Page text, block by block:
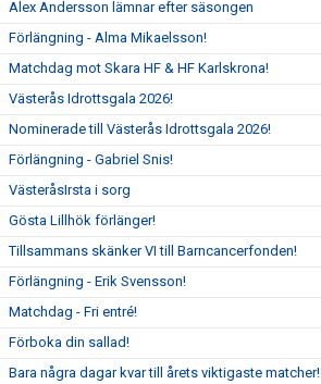
Alex Andersson lämnar efter säsongen
Förlängning - Alma Mikaelsson!
Matchdag mot Skara HF & HF Karlskrona!
Västerås Idrottsgala 2026!
Nominerade till Västerås Idrottsgala 2026!
Förlängning - Gabriel Snis!
VästeråsIrsta i sorg
Gösta Lillhök förlänger!
Tillsammans skänker VI till Barncancerfonden!
Förlängning - Erik Svensson!
Matchdag - Fri entré!
Förboka din sallad!
Bara några dagar kvar till årets viktigaste matcher!